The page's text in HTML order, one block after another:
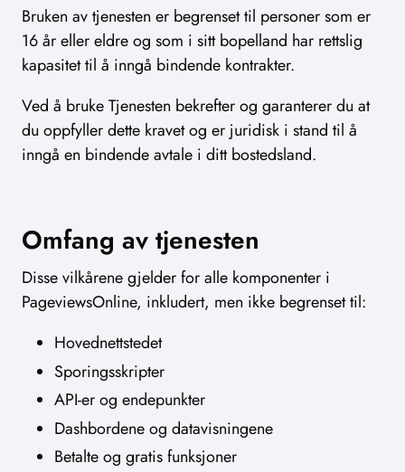
Bruken av tjenesten er begrenset til personer som er
16 år eller eldre og som i sitt bopelland har rettslig
kapasitet til å inngå bindende kontrakter.
Ved å bruke Tjenesten bekrefter og garanterer du at
du oppfyller dette kravet og er juridisk i stand til å
inngå en bindende avtale i ditt bostedsland.
Omfang av tjenesten
Disse vilkårene gjelder for alle komponenter i
PageviewsOnline, inkludert, men ikke begrenset til:
Hovednettstedet
Sporingsskripter
API-er og endepunkter
Dashbordene og datavisningene
Betalte og gratis funksjoner